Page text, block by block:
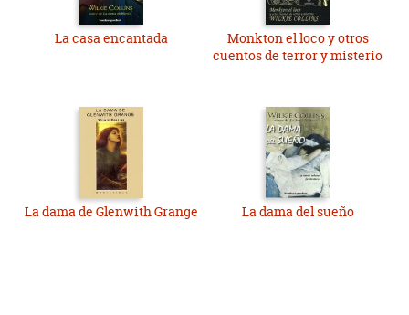
La casa encantada
Monkton el loco y otros
cuentos de terror y misterio
La dama de Glenwith Grange La dama del sueño